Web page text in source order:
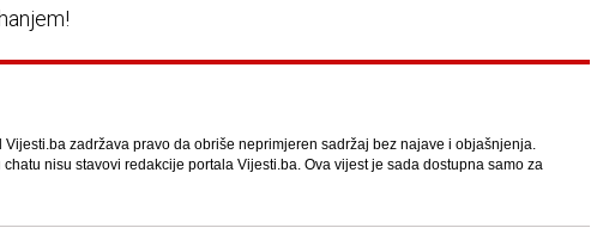
zadržava pravo da obriše neprimjeren sadržaj bez najave i objašnjenja.
nisu stavovi redakcije portala Vijesti.ba. Ova vijest je sada dostupna samo za